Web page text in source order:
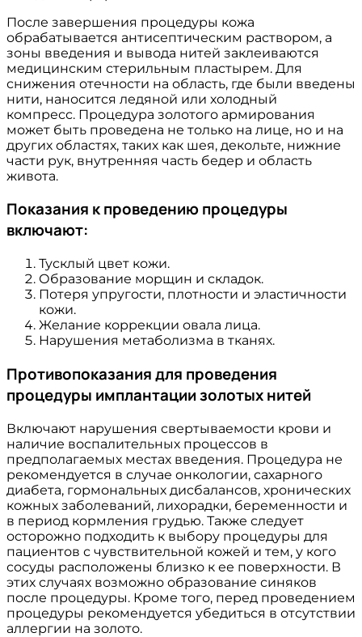
После завершения процедуры кожа
обрабатывается антисептическим раствором, а
зоны введения и вывода нитей заклеиваются
медицинским стерильным пластырем. Для
снижения отечности на область, где были введены
нити, наносится ледяной или холодный
компресс. Процедура золотого армирования
может быть проведена не только на лице, но и на
других областях, таких как шея, декольте, нижние
части рук, внутренняя часть бедер и область
живота.
Показания к проведению процедуры
включают:
Тусклый цвет кожи.
Образование морщин и складок.
Потеря упругости, плотности и эластичности
кожи.
Желание коррекции овала лица.
Нарушения метаболизма в тканях.
Противопоказания для проведения
процедуры имплантации золотых нитей
Включают нарушения свертываемости крови и
наличие воспалительных процессов в
предполагаемых местах введения. Процедура не
рекомендуется в случае онкологии, сахарного
диабета, гормональных дисбалансов, хронических
кожных заболеваний, лихорадки, беременности и
в период кормления грудью. Также следует
осторожно подходить к выбору процедуры для
пациентов с чувствительной кожей и тем, у кого
сосуды расположены близко к ее поверхности. В
этих случаях возможно образование синяков
после процедуры. Кроме того, перед проведением
процедуры рекомендуется убедиться в отсутствии
аллергии на золото.